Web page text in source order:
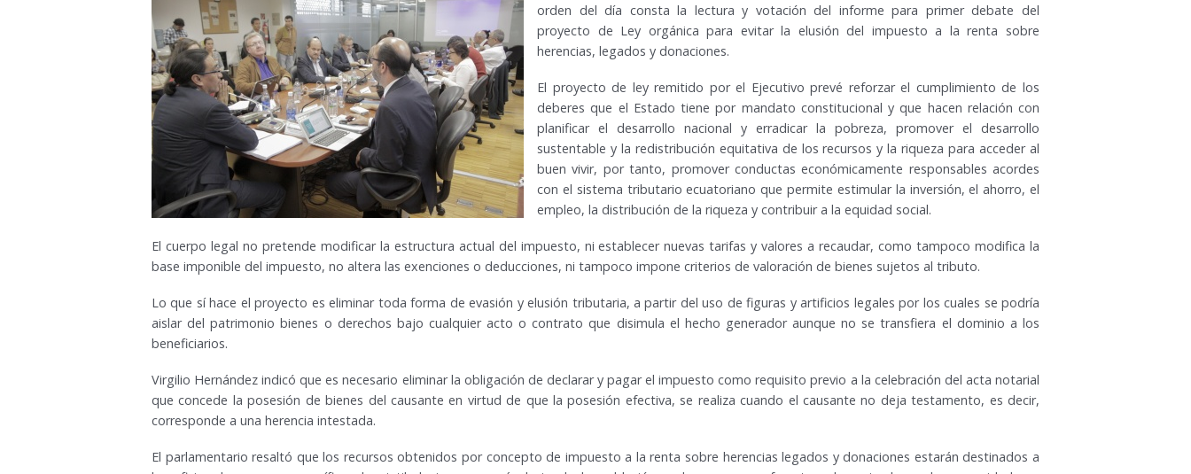
orden del día consta la lectura y votación del informe para primer debate del
proyecto de Ley orgánica para evitar la elusión del impuesto a la renta sobre
herencias, legados y donaciones.
El proyecto de ley remitido por el Ejecutivo prevé reforzar el cumplimiento de los
deberes que el Estado tiene por mandato constitucional y que hacen relación con
planificar el desarrollo nacional y erradicar la pobreza, promover el desarrollo
sustentable y la redistribución equitativa de los recursos y la riqueza para acceder al
buen vivir, por tanto, promover conductas económicamente responsables acordes
con el sistema tributario ecuatoriano que permite estimular la inversión, el ahorro, el
empleo, la distribución de la riqueza y contribuir a la equidad social.
El cuerpo legal no pretende modificar la estructura actual del impuesto, ni establecer nuevas tarifas y valores a recaudar, como tampoco modifica la
base imponible del impuesto, no altera las exenciones o deducciones, ni tampoco impone criterios de valoración de bienes sujetos al tributo.
Lo que sí hace el proyecto es eliminar toda forma de evasión y elusión tributaria, a partir del uso de figuras y artificios legales por los cuales se podría
aislar del patrimonio bienes o derechos bajo cualquier acto o contrato que disimula el hecho generador aunque no se transfiera el dominio a los
beneficiarios.
Virgilio Hernández indicó que es necesario eliminar la obligación de declarar y pagar el impuesto como requisito previo a la celebración del acta notarial
que concede la posesión de bienes del causante en virtud de que la posesión efectiva, se realiza cuando el causante no deja testamento, es decir,
corresponde a una herencia intestada.
El parlamentario resaltó que los recursos obtenidos por concepto de impuesto a la renta sobre herencias legados y donaciones estarán destinados a